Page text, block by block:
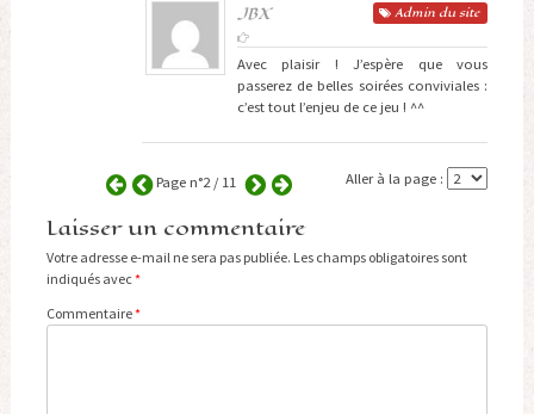
JBX Admin du site
Avec plaisir ! J’espère que vous
passerez de belles soirées conviviales :
c’est tout l’enjeu de ce jeu ! ^^
Aller à la page :
Page n°2 / 11
Laisser un commentaire
Votre adresse e-mail ne sera pas publiée. Les champs obligatoires sont
indiqués avec*
Commentaire*